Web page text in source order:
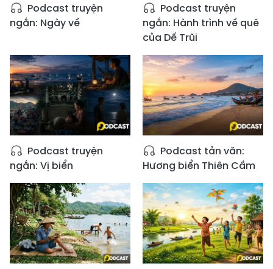
Podcast truyện
ngắn: Ngày về
Podcast truyện
ngắn: Hành trình về quê
của Dế Trũi
Podcast truyện
ngắn: Vị biển
Podcast tản văn:
Hương biển Thiên Cầm